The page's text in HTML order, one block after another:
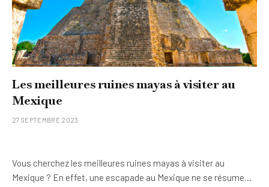
Les meilleures ruines mayas à visiter au
Mexique
27 SEPTEMBRE 2023
Vous cherchez les meilleures ruines mayas à visiter au
Mexique ? En effet, une escapade au Mexique ne se résume…